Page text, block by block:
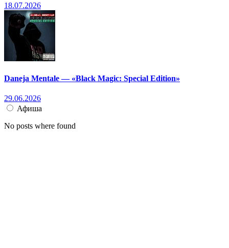
18.07.2026
Daneja Mentale — «Black Magic: Special Edition»
29.06.2026
Афиша
No posts where found